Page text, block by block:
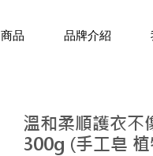
商品 品牌介紹
溫和柔順護衣不
300g (手工皂